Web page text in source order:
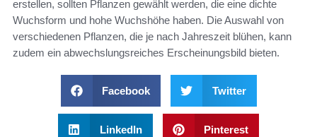
erstellen, sollten Pflanzen gewählt werden, die eine dichte
Wuchsform und hohe Wuchshöhe haben. Die Auswahl von
verschiedenen Pflanzen, die je nach Jahreszeit blühen, kann
zudem ein abwechslungsreiches Erscheinungsbild bieten.
Facebook Twitter
LinkedIn Pinterest